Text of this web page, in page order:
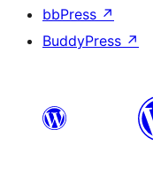
bbPress ↗
BuddyPress ↗